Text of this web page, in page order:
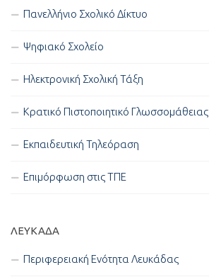
Πανελλήνιο Σχολικό Δίκτυο
Ψηφιακό Σχολείο
Ηλεκτρονική Σχολική Τάξη
Κρατικό Πιστοποιητικό Γλωσσομάθειας
Εκπαιδευτική Τηλεόραση
Επιμόρφωση στις ΤΠΕ
ΛΕΥΚΑΔΑ
Περιφερειακή Ενότητα Λευκάδας